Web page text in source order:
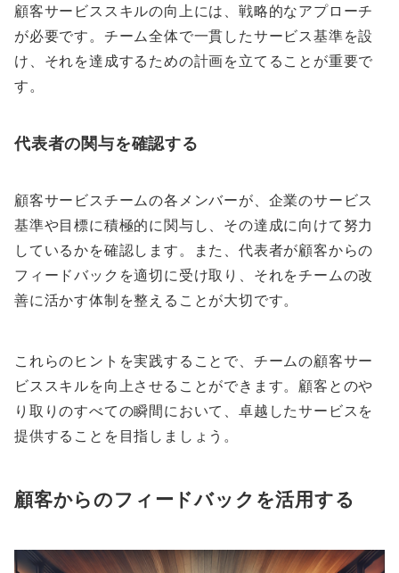
顧客サービススキルの向上には、戦略的なアプローチ
が必要です。チーム全体で一貫したサービス基準を設
け、それを達成するための計画を立てることが重要で
す。
代表者の関与を確認する
顧客サービスチームの各メンバーが、企業のサービス
基準や目標に積極的に関与し、その達成に向けて努力
しているかを確認します。また、代表者が顧客からの
フィードバックを適切に受け取り、それをチームの改
善に活かす体制を整えることが大切です。
これらのヒントを実践することで、チームの顧客サー
ビススキルを向上させることができます。顧客とのや
り取りのすべての瞬間において、卓越したサービスを
提供することを目指しましょう。
顧客からのフィードバックを活用する